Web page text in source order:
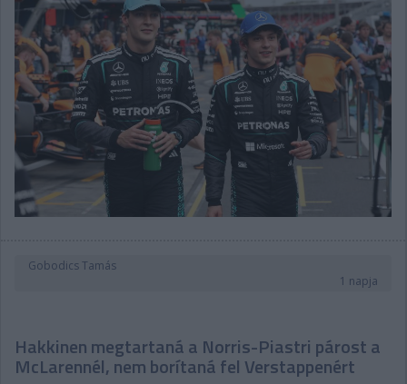
Gobodics Tamás
1 napja
Hakkinen megtartaná a Norris-Piastri párost a
McLarennél, nem borítaná fel Verstappenért